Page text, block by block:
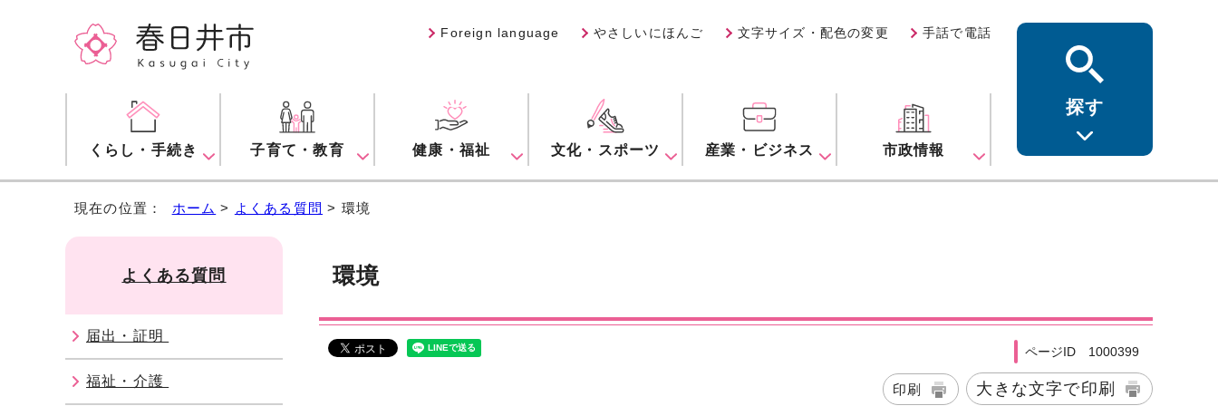
Foreign language やさしいにほんご 文字サイズ・配色の変更 手話で電話
くらし・手続き 子育て・教育 健康・福祉 文化・スポーツ 産業・ビジネス 市政情報
探す
現在の位置： ホーム > よくある質問 > 環境
環境
ページID 1000399
印刷 大きな文字で印刷
よくある質問
届出・証明
福祉・介護